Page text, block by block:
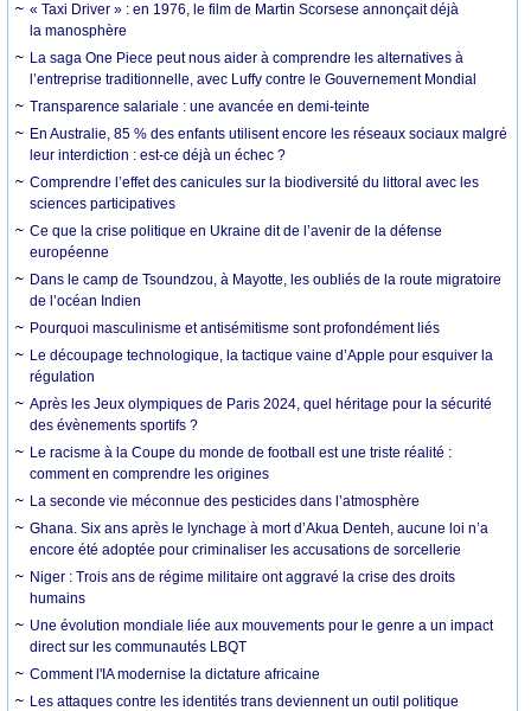
« Taxi Driver » : en 1976, le film de Martin Scorsese annonçait déjà
la manosphère
La saga One Piece peut nous aider à comprendre les alternatives à
l’entreprise traditionnelle, avec Luffy contre le Gouvernement Mondial
Transparence salariale : une avancée en demi-teinte
En Australie, 85 % des enfants utilisent encore les réseaux sociaux malgré
leur interdiction : est-ce déjà un échec ?
Comprendre l’effet des canicules sur la biodiversité du littoral avec les
sciences participatives
Ce que la crise politique en Ukraine dit de l’avenir de la défense
européenne
Dans le camp de Tsoundzou, à Mayotte, les oubliés de la route migratoire
de l’océan Indien
Pourquoi masculinisme et antisémitisme sont profondément liés
Le découpage technologique, la tactique vaine d’Apple pour esquiver la
régulation
Après les Jeux olympiques de Paris 2024, quel héritage pour la sécurité
des évènements sportifs ?
Le racisme à la Coupe du monde de football est une triste réalité :
comment en comprendre les origines
La seconde vie méconnue des pesticides dans l’atmosphère
Ghana. Six ans après le lynchage à mort d’Akua Denteh, aucune loi n’a
encore été adoptée pour criminaliser les accusations de sorcellerie
Niger : Trois ans de régime militaire ont aggravé la crise des droits
humains
Une évolution mondiale liée aux mouvements pour le genre a un impact
direct sur les communautés LBQT
Comment l'IA modernise la dictature africaine
Les attaques contre les identités trans deviennent un outil politique